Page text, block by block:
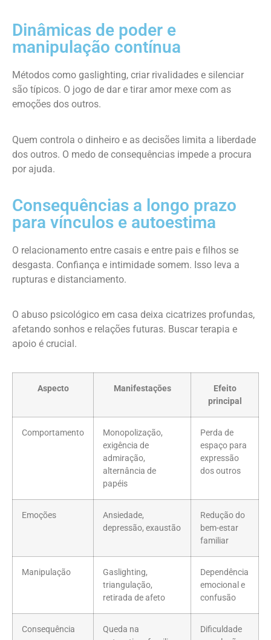
Dinâmicas de poder e
manipulação contínua
Métodos como gaslighting, criar rivalidades e silenciar
são típicos. O jogo de dar e tirar amor mexe com as
emoções dos outros.
Quem controla o dinheiro e as decisões limita a liberdade
dos outros. O medo de consequências impede a procura
por ajuda.
Consequências a longo prazo
para vínculos e autoestima
O relacionamento entre casais e entre pais e filhos se
desgasta. Confiança e intimidade somem. Isso leva a
rupturas e distanciamento.
O abuso psicológico em casa deixa cicatrizes profundas,
afetando sonhos e relações futuras. Buscar terapia e
apoio é crucial.
Aspecto Manifestações
Efeito
principal
Comportamento
Monopolização,
exigência de
admiração,
alternância de
papéis
Perda de
espaço para
expressão
dos outros
Emoções
Ansiedade,
depressão, exaustão
Redução do
bem-estar
familiar
Manipulação
Gaslighting,
triangulação,
retirada de afeto
Dependência
emocional e
confusão
Consequência
Queda na
Dificuldade